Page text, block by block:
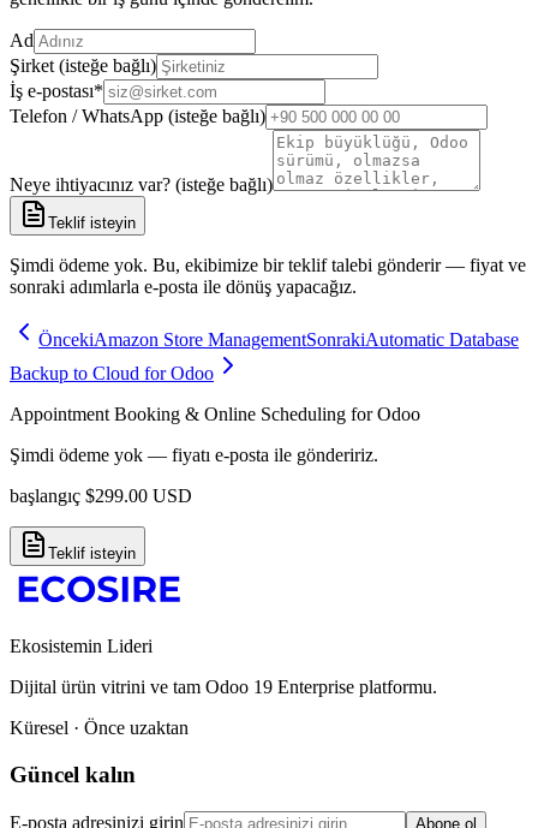
Ad
Şirket (isteğe bağlı)
İş e-postası*
Telefon / WhatsApp (isteğe bağlı)
Neye ihtiyacınız var? (isteğe bağlı)
Teklif isteyin
Şimdi ödeme yok. Bu, ekibimize bir teklif talebi gönderir — fiyat ve
sonraki adımlarla e-posta ile dönüş yapacağız.
ÖncekiAmazon Store ManagementSonrakiAutomatic Database
Backup to Cloud for Odoo
Appointment Booking & Online Scheduling for Odoo
Şimdi ödeme yok — fiyatı e-posta ile göndeririz.
başlangıç $299.00 USD
Teklif isteyin
Ekosistemin Lideri
Dijital ürün vitrini ve tam Odoo 19 Enterprise platformu.
Küresel · Önce uzaktan
Güncel kalın
E-posta adresinizi girin Abone ol